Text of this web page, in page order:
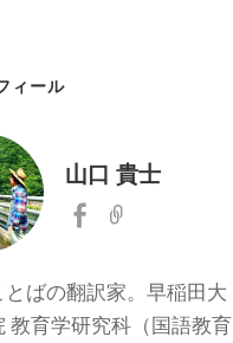
ィール
山口 貴士
ばの翻訳家。早稲田大
教育学研究科（国語教育